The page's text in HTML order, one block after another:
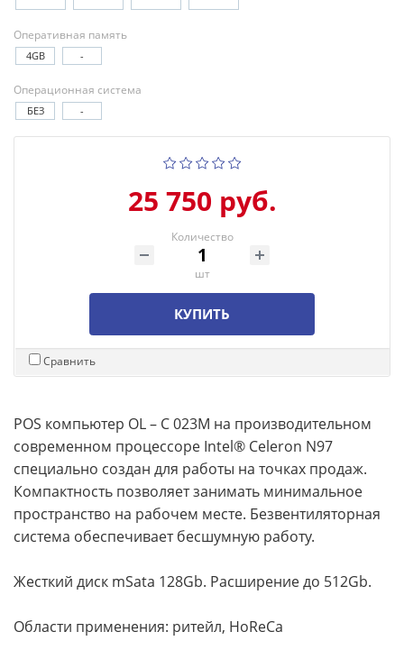
Оперативная память
4GB -
Операционная система
БЕЗ -
25 750 руб.
Количество
шт
КУПИТЬ
Сравнить
POS компьютер OL – C 023M на производительном
современном процессоре Intel® Celeron N97
специально создан для работы на точках продаж.
Компактность позволяет занимать минимальное
пространство на рабочем месте. Безвентиляторная
система обеспечивает бесшумную работу.
Жесткий диск mSata 128Gb. Расширение до 512Gb.
Области применения: ритейл, HoReCa